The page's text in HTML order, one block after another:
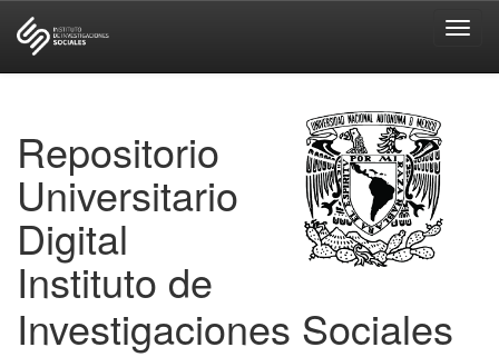
Repositorio
Universitario
Digital
Instituto de
Investigaciones Sociales